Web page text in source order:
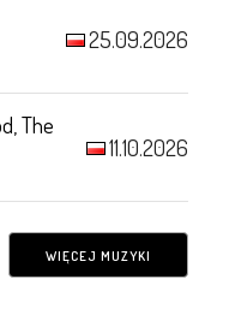
25.09.2026
The
11.10.2026
WIĘCEJ MUZYKI